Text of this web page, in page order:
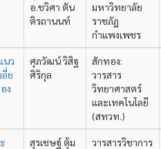
อ.ชวิศา ตัน
ติรถานนท์
มหาวิทยาลัย
ราชภัฏ
กำแพงเพชร
นว
ย
ง
ศุภวัฒน์ วิสิฐ
ศิริกุล
สักทอง:
วารสาร
วิทยาศาสตร์
และเทคโนโลยี
(สทวท.)
สุรเชษฐ์ ตุ้ม
วารสารวิชาการ